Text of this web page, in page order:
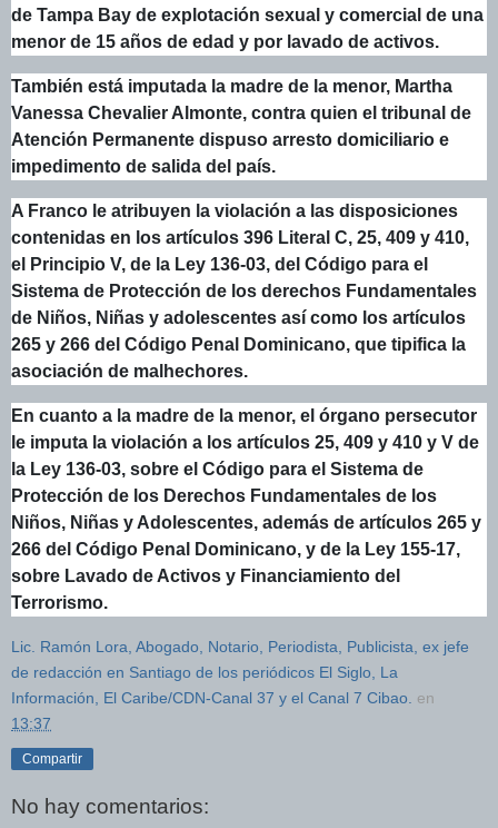
de Tampa Bay de explotación sexual y comercial de una
menor de 15 años de edad y por lavado de activos.
También está imputada la madre de la menor, Martha
Vanessa Chevalier Almonte, contra quien el tribunal de
Atención Permanente dispuso arresto domiciliario e
impedimento de salida del país.
A Franco le atribuyen la violación a las disposiciones
contenidas en los artículos 396 Literal C, 25, 409 y 410,
el Principio V, de la Ley 136-03, del Código para el
Sistema de Protección de los derechos Fundamentales
de Niños, Niñas y adolescentes así como los artículos
265 y 266 del Código Penal Dominicano, que tipifica la
asociación de malhechores.
En cuanto a la madre de la menor, el órgano persecutor
le imputa la violación a los artículos 25, 409 y 410 y V de
la Ley 136-03, sobre el Código para el Sistema de
Protección de los Derechos Fundamentales de los
Niños, Niñas y Adolescentes, además de artículos 265 y
266 del Código Penal Dominicano, y de la Ley 155-17,
sobre Lavado de Activos y Financiamiento del
Terrorismo.
Lic. Ramón Lora, Abogado, Notario, Periodista, Publicista, ex jefe
de redacción en Santiago de los periódicos El Siglo, La
Información, El Caribe/CDN-Canal 37 y el Canal 7 Cibao. en
13:37
Compartir
No hay comentarios: